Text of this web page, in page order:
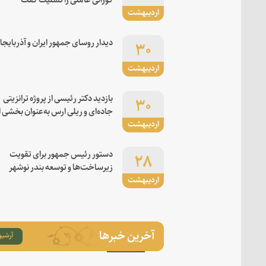
اردیبهشت
اردیبهشت
۳۰ دیدار روسای جمهور ایران و
اردیبهشت
۳۰
بازدید دکتر رئیسی از پروژه ترانزیتی
جاده‌ای و ریلی ارس به‌عنوان بخشی
اردیبهشت
۲۸
دستور رئیس جمهور برای تقویت
زیرساخت‌ها و توسعه بندر نوشهر
آخرین خبرها